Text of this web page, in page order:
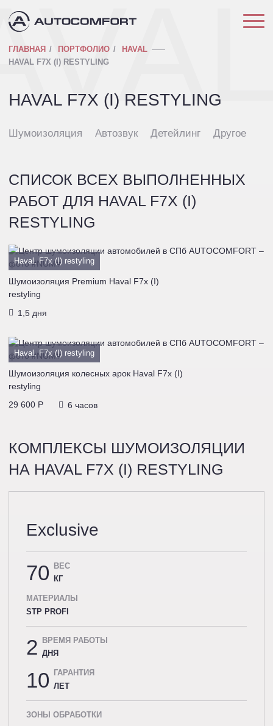
ГЛАВНАЯ ПОРТФОЛИО
HAVAL
HAVAL F7X (I) RESTYLING
HAVAL F7X (I) RESTYLING
Шумоизоляция Автозвук Детейлинг Другое
СПИСОК ВСЕХ ВЫПОЛНЕННЫХ
РАБОТ ДЛЯ HAVAL F7X (I)
RESTYLING
Haval, F7x (I) restyling
Шумоизоляция Premium Haval F7x (I)
restyling
1,5 дня
Haval, F7x (I) restyling
Шумоизоляция колесных арок Haval F7x (I)
restyling
29 600 P
6 часов
КОМПЛЕКСЫ ШУМОИЗОЛЯЦИИ
НА HAVAL F7X (I) RESTYLING
Exclusive
70
ВЕС
КГ
МАТЕРИАЛЫ
STP PROFI
2
ВРЕМЯ РАБОТЫ
ДНЯ
10
ГАРАНТИЯ
ЛЕТ
ЗОНЫ ОБРАБОТКИ